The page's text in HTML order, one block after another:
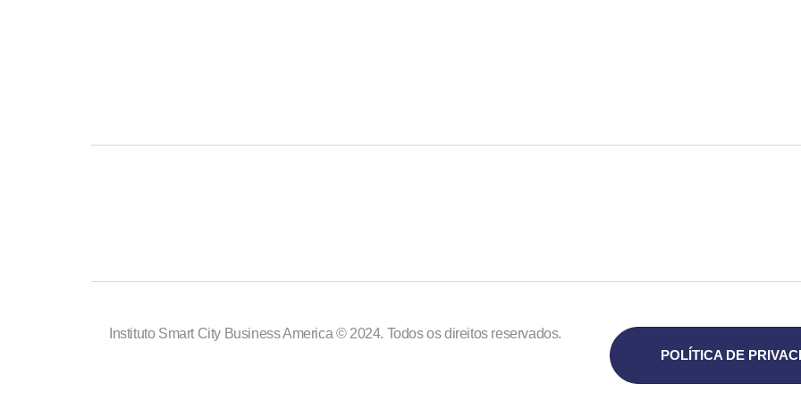
Instituto Smart City Business America © 2024. Todos os direitos reservados.
POLÍTICA DE